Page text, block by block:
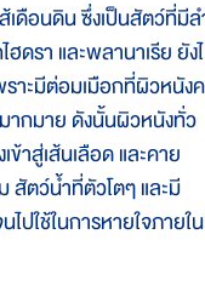
ดือนดิน ซึ่งเป็นสัตว์ที่มี
ดรา และพลานาเรีย ยัง
าะมีต่อมเมือกที่ผิวหนัง
ากมาย ดังนั้นผิวหนังทั่ว
าสู่เส้นเลือด และคาย
สัตว์น้ำที่ตัวโตๆ และมี
ปใช้ในการหายใจภายใน